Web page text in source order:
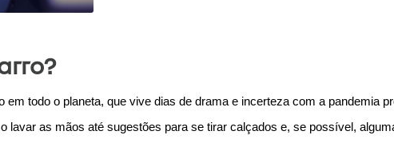
todo o planeta, que vive dias de drama e incerteza com a pandemia
as mãos até sugestões para se tirar calçados e, se possível,